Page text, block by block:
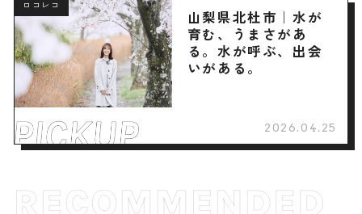
ロコレコ
山梨県北杜市｜水が
育む、うまさがあ
る。水が呼ぶ、出会
いがある。
2026.04.25